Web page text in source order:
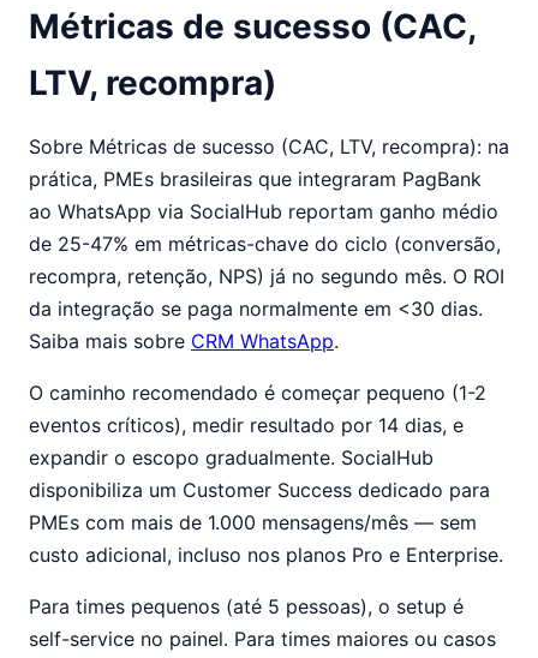
Métricas de sucesso (CAC,
LTV, recompra)
Sobre Métricas de sucesso (CAC, LTV, recompra): na
prática, PMEs brasileiras que integraram PagBank
ao WhatsApp via SocialHub reportam ganho médio
de 25-47% em métricas-chave do ciclo (conversão,
recompra, retenção, NPS) já no segundo mês. O ROI
da integração se paga normalmente em <30 dias.
Saiba mais sobre CRM WhatsApp.
O caminho recomendado é começar pequeno (1-2
eventos críticos), medir resultado por 14 dias, e
expandir o escopo gradualmente. SocialHub
disponibiliza um Customer Success dedicado para
PMEs com mais de 1.000 mensagens/mês — sem
custo adicional, incluso nos planos Pro e Enterprise.
Para times pequenos (até 5 pessoas), o setup é
self-service no painel. Para times maiores ou casos